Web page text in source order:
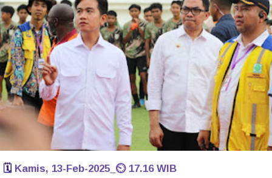
🗓️ Kamis, 13-Feb-2025_⏲️ 17.16 WIB